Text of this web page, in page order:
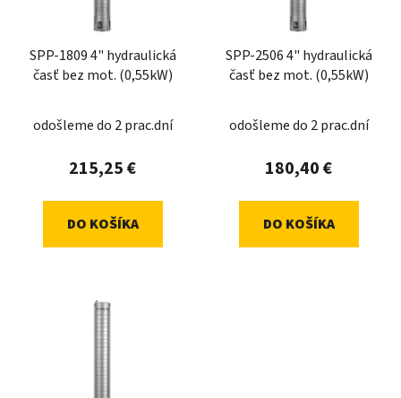
SPP-1809 4" hydraulická
časť bez mot. (0,55kW)
odošleme do 2 prac.dní
215,25 €
DO KOŠÍKA
SPP-2506 4" hydraulická
časť bez mot. (0,55kW)
odošleme do 2 prac.dní
180,40 €
DO KOŠÍKA